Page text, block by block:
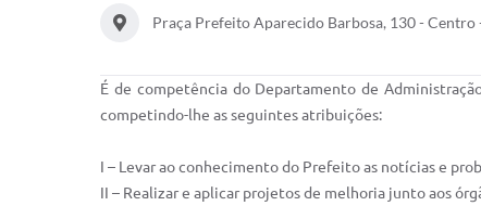
Praça Prefeito Aparecido Barbosa, 130 - Centro
É de competência do Departamento de
competindo-lhe as seguintes atribuições:
I – Levar ao conhecimento do Prefeito as notícias e
II – Realizar e aplicar projetos de melhoria junto aos